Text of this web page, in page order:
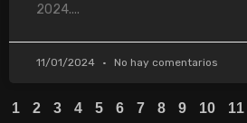
2024.
11/01/2024 No hay comentarios
1 2 3 4 5 6 7 8 9 10 11